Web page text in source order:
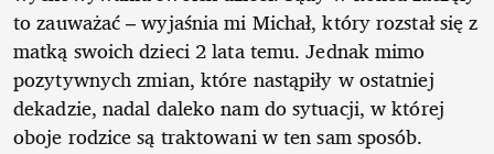
to zauważać – wyjaśnia mi Michał, który rozstał się z
matką swoich dzieci 2 lata temu. Jednak mimo
pozytywnych zmian, które nastąpiły w ostatniej
dekadzie, nadal daleko nam do sytuacji, w której
oboje rodzice są traktowani w ten sam sposób.